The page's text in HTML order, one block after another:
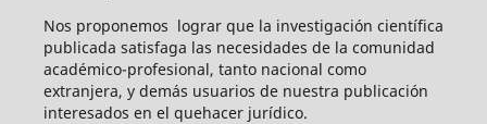
Nos proponemos lograr que la investigación científica
publicada satisfaga las necesidades de la comunidad
académico-profesional, tanto nacional como
extranjera, y demás usuarios de nuestra publicación
interesados en el quehacer jurídico.